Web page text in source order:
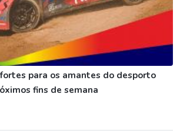
para os amantes do desporto
fins de semana